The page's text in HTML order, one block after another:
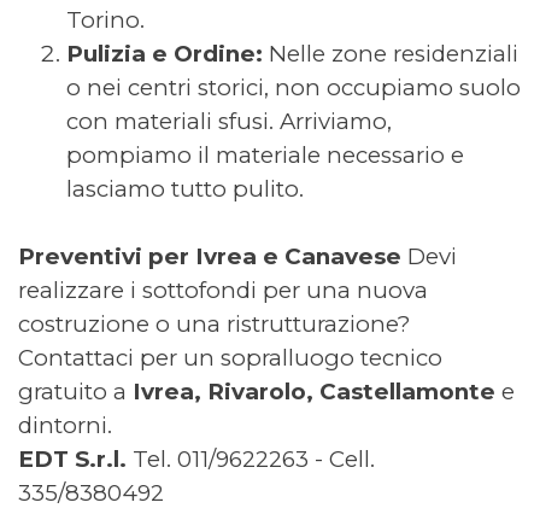
Torino.
Pulizia e Ordine: Nelle zone residenziali
o nei centri storici, non occupiamo suolo
con materiali sfusi. Arriviamo,
pompiamo il materiale necessario e
lasciamo tutto pulito.
Preventivi per Ivrea e Canavese Devi
realizzare i sottofondi per una nuova
costruzione o una ristrutturazione?
Contattaci per un sopralluogo tecnico
gratuito a Ivrea, Rivarolo, Castellamonte e
dintorni.
EDT S.r.l. Tel. 011/9622263 - Cell.
335/8380492